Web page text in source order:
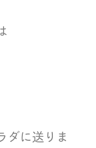
ダに送りま